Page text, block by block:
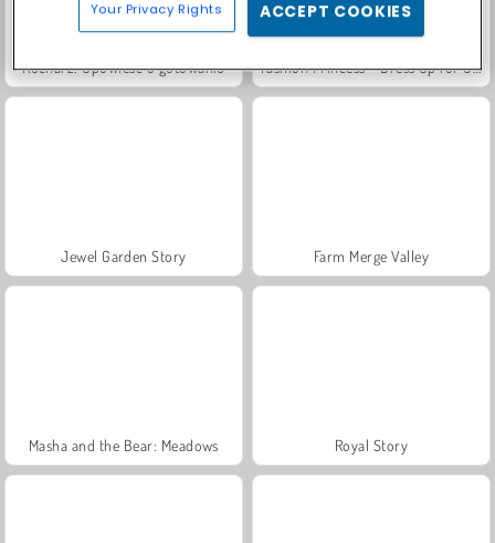
Kucharz: Opowieść o gotowaniu Fashion Princess - Dress Up for Girls
Jewel Garden Story Farm Merge Valley
Masha and the Bear: Meadows Royal Story
Your Privacy Rights ACCEPT COOKIES